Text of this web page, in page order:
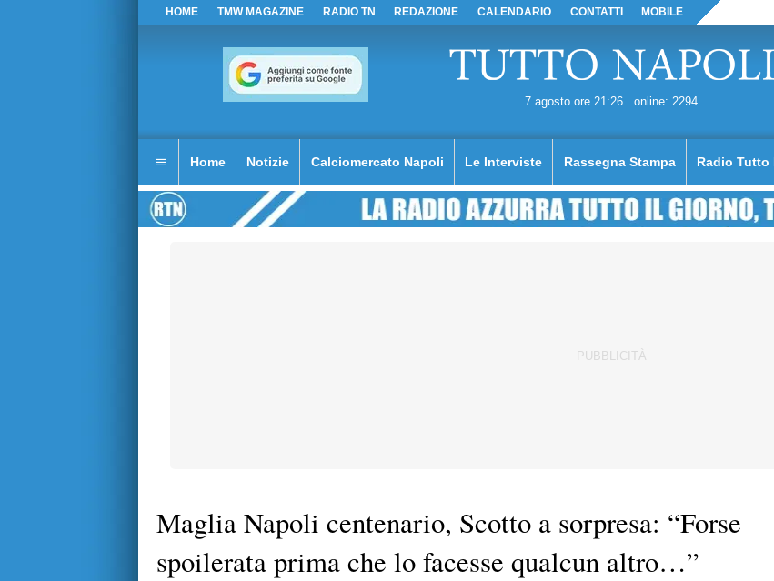
HOME TMW MAGAZINE RADIO TN REDAZIONE CALENDARIO CONTATTI MOBILE
7 agosto ore 21:26 online: 2294
Home Notizie Calciomercato Napoli Le Interviste Rassegna Stampa Radio Tutto
Maglia Napoli centenario, Scotto a sorpresa: “Forse
spoilerata prima che lo facesse qualcun altro…”